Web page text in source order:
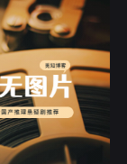
着儿童生活经验的
的增长，不断扩大
断提升随文阅读的
与儿童的认知、情
行为达到共鸣。